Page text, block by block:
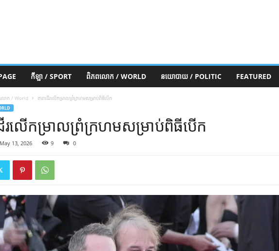
កីឡា / SPORT ពិភពលោក / WORLD នយោបាយ / POLITIC FEATURED
ោក / World តារាដើរលើកម្រាលព្រំក្រហមសម្រាប់ពិធីបើក
ើរលើកម្រាលព្រំក្រហមសម្រាប់ពិធីបើក
May 13, 2026 9 0